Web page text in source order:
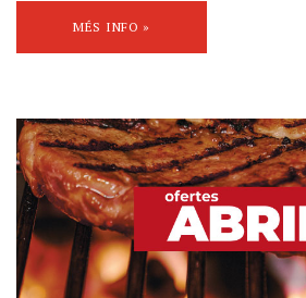
MÉS INFO »